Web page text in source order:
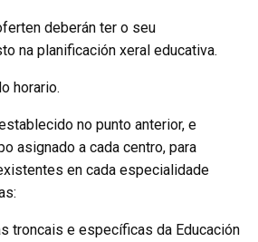
deberán ter o seu
na planificación xeral educativa.
horario.
no punto anterior, e
asignado a cada centro, para
en cada especialidade
troncais e específicas da Educación